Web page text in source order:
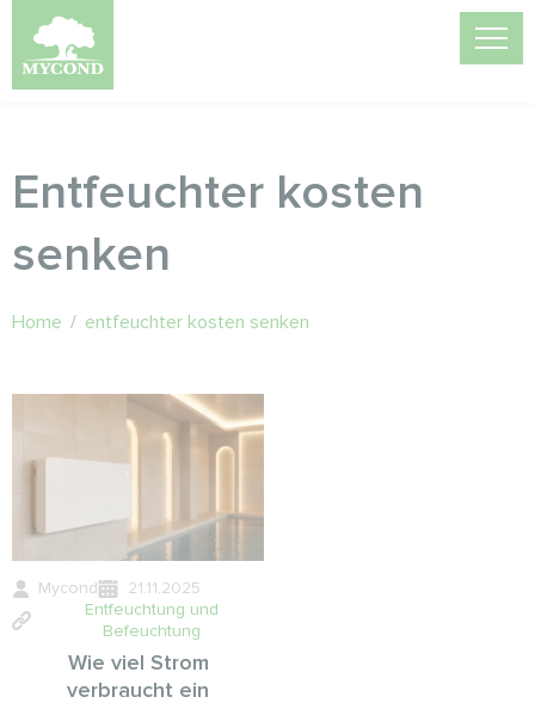
Entfeuchter kosten
senken
Home / entfeuchter kosten senken
Mycond
21.11.2025
Entfeuchtung und
Befeuchtung
Wie viel Strom
verbraucht ein